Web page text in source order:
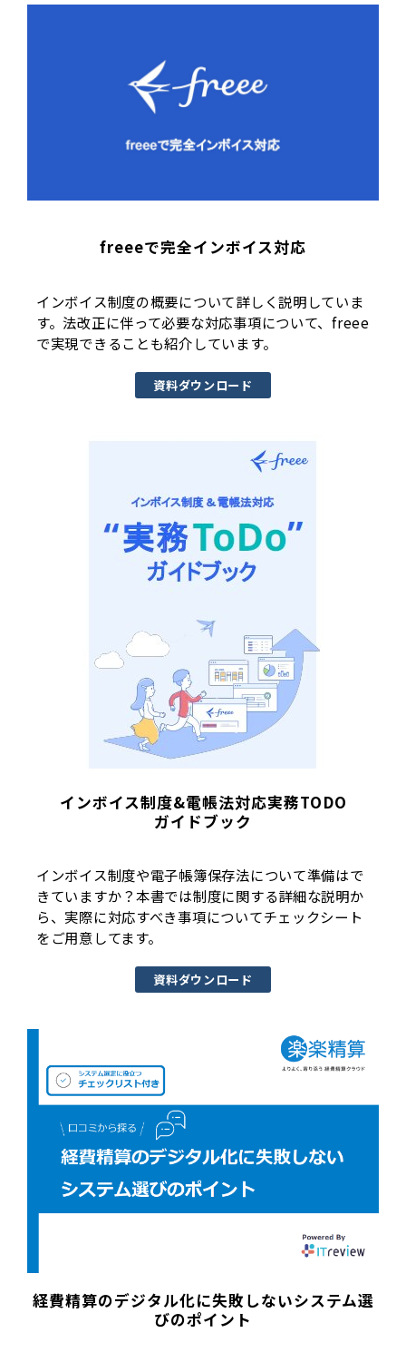
freeeで完全インボイス対応
インボイス制度の概要について詳しく説明していま
す。法改正に伴って必要な対応事項について、freee
で実現できることも紹介しています。
資料ダウンロード
インボイス制度&電帳法対応実務TODO
ガイドブック
インボイス制度や電子帳簿保存法について準備はで
きていますか？本書では制度に関する詳細な説明か
ら、実際に対応すべき事項についてチェックシート
をご用意してます。
資料ダウンロード
経費精算のデジタル化に失敗しないシステム選
びのポイント